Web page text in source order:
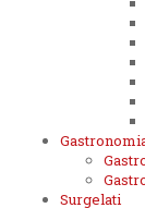
Surgelati